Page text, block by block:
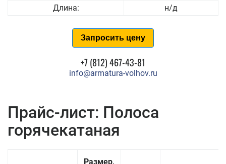
Длина:
н/д
Запросить цену
+7 (812) 467-43-81
info@armatura-volhov.ru
Прайс-лист: Полоса
горячекатаная
Размер,